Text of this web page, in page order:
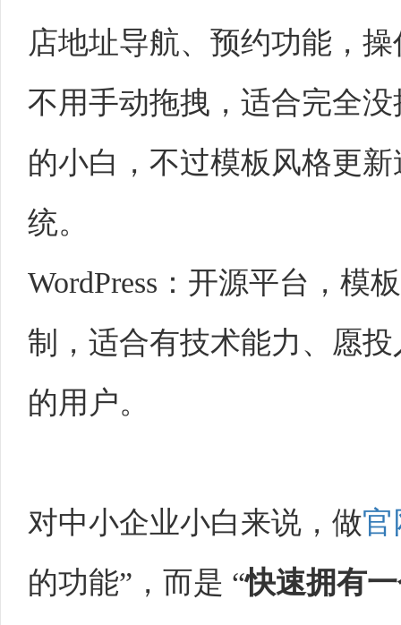
店地址导航、预约功能，
不用手动拖拽，适合完全没
的小白，不过模板风格更
统。
WordPress ：开源平台，模
制，适合有技术能力、愿
的用户。
对中小企业小白来说，做官
的功能”，而是 “快速拥有